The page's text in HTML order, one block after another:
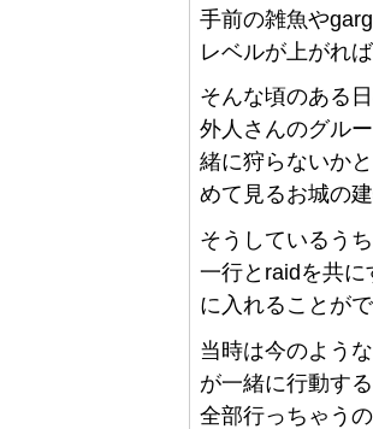
手前の雑魚や
レベルが上がれ
そんな頃のある
外人さんのグル
緒に狩らないか
めて見るお城の建
そうしているう
一行とraidを共に
に入れることが
当時は今のよう
が一緒に行動す
全部行っちゃう